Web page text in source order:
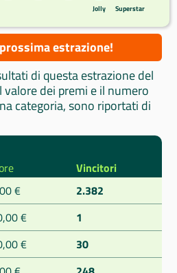
Jolly Superstar
estrazione!
di questa estrazione del
dei premi e il numero
categoria, sono riportati di
Vincitori
€
2.382
€
1
€
30